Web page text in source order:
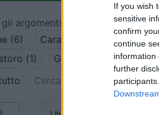
If you wish
sensitive
confirm
continue
information
further
gli argomenti per leggere le
(6)
Caratteristiche (4)
(1)
Gestione (1)